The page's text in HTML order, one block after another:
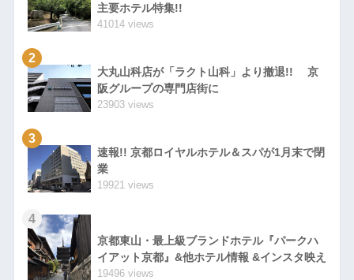
主要ホテル特集!!
41014 views
2
大丸山科店が「ラクト山科」より撤退!! 京
阪グループの専門店街に
23903 views
3
速報!! 京都ロイヤルホテル＆スパが1月末で閉
業
19921 views
4
京都東山・最上級ブランドホテル『パークハ
イアット京都』&他ホテル情報 &インスタ映え
19496 views